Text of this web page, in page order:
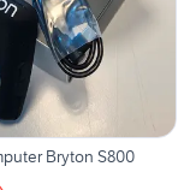
Bryton S800